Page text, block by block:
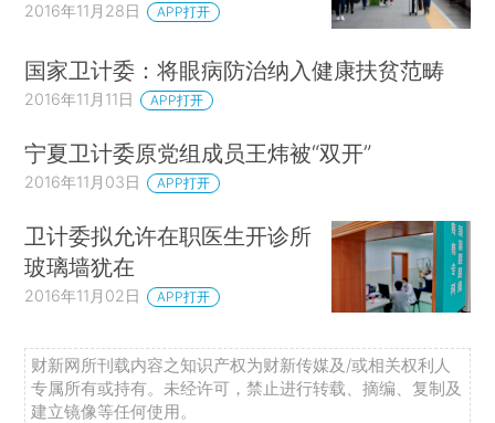
2016年11月28日 APP打开
国家卫计委：将眼病防治纳入健康扶贫范畴
2016年11月11日 APP打开
宁夏卫计委原党组成员王炜被“双开”
2016年11月03日 APP打开
卫计委拟允许在职医生开诊所
玻璃墙犹在
2016年11月02日 APP打开
财新网所刊载内容之知识产权为财新传媒及/或相关权利人
专属所有或持有。未经许可，禁止进行转载、摘编、复制及
建立镜像等任何使用。